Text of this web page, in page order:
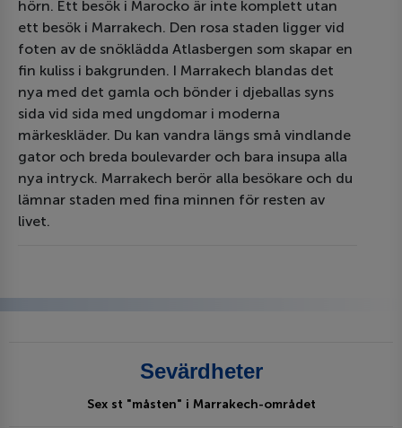
hörn. Ett besök i Marocko är inte komplett utan
ett besök i Marrakech. Den rosa staden ligger vid
foten av de snöklädda Atlasbergen som skapar en
fin kuliss i bakgrunden. I Marrakech blandas det
nya med det gamla och bönder i djeballas syns
sida vid sida med ungdomar i moderna
märkeskläder. Du kan vandra längs små vindlande
gator och breda boulevarder och bara insupa alla
nya intryck. Marrakech berör alla besökare och du
lämnar staden med fina minnen för resten av
livet.
Sevärdheter
Sex st "måsten" i Marrakech-området